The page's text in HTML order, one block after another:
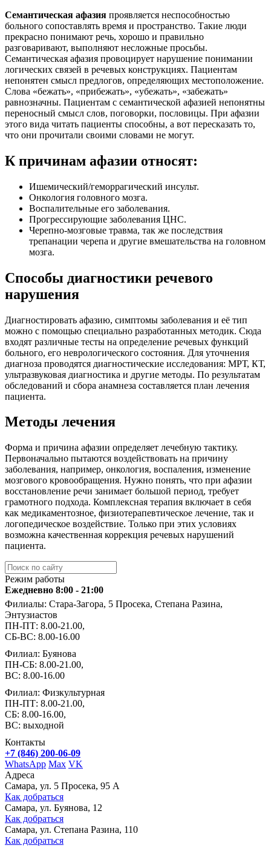
Семантическая афазия проявляется неспособностью
больного сопоставлять время и пространство. Такие люди
прекрасно понимают речь, хорошо и правильно
разговаривают, выполняют несложные просьбы.
Семантическая афазия провоцирует нарушение понимании
логических связей в речевых конструкциях. Пациентам
непонятен смысл предлогов, определяющих местоположение.
Слова «бежать», «прибежать», «убежать», «забежать»
равнозначны. Пациентам с семантической афазией непонятны
переносный смысл слов, поговорки, пословицы. При афазии
этого вида читать пациенты способны, а вот пересказать то,
что они прочитали своими словами не могут.
К причинам афазии относят:
Ишемический/геморрагический инсульт.
Онкология головного мозга.
Воспалительные его заболевания.
Прогрессирующие заболевания ЦНС.
Черепно-мозговые травма, так же последствия
трепанации черепа и другие вмешательства на головном
мозга.
Способы диагностики речевого
нарушения
Диагностировать афазию, симптомы заболевания и её тип
можно с помощью специально разработанных методик. Сюда
входят различные тесты на определение речевых функций
больного, его неврологического состояния. Для уточнения
диагноза проводятся диагностические исследования: МРТ, КТ,
ультразвуковая диагностика и другие методы. По результатам
обследований и сбора анамнеза составляется план лечения
пациента.
Методы лечения
Форма и причина афазии определяет лечебную тактику.
Первоначально пытаются воздействовать на причину
заболевания, например, онкология, воспаления, изменение
мозгового кровообращения. Нужно понять, что при афазии
восстановление речи занимает большой период, требует
грамотного подхода. Комплексная терапия включает в себя
как медикаментозное, физиотерапевтическое лечение, так и
логопедическое воздействие. Только при этих условиях
возможна качественная коррекция речевых нарушений
пациента.
Режим работы
Ежедневно 8:00 - 21:00
Филиалы: Стара-Загора, 5 Просека, Степана Разина,
Энтузиастов
ПН-ПТ: 8.00-21.00,
СБ-ВС: 8.00-16.00
Филиал: Буянова
ПН-СБ: 8.00-21.00,
ВС: 8.00-16.00
Филиал: Физкультурная
ПН-ПТ: 8.00-21.00,
СБ: 8.00-16.00,
ВС: выходной
Контакты
+7 (846) 200-06-09
WhatsApp Max VK
Адреса
Самара, ул. 5 Просека, 95 А
Как добраться
Самара, ул. Буянова, 12
Как добраться
Самара, ул. Степана Разина, 110
Как добраться